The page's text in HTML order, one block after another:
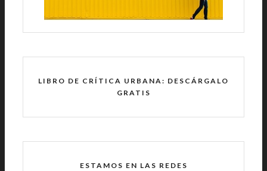
LIBRO DE CRÍTICA URBANA: DESCÁRGALO
GRATIS
ESTAMOS EN LAS REDES